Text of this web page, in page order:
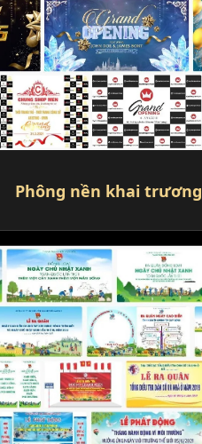
Phông nền khai trương